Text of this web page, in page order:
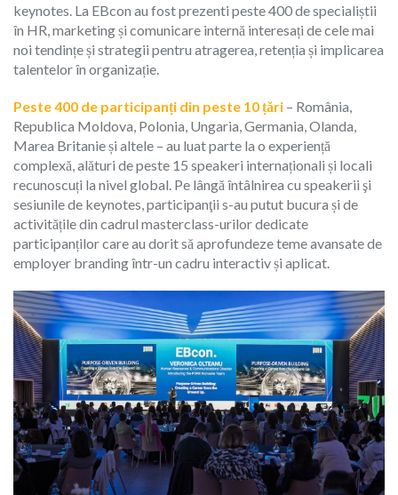
keynotes. La EBcon au fost prezenti peste 400 de specialiștii
în HR, marketing și comunicare internă interesați de cele mai
noi tendințe și strategii pentru atragerea, retenția și implicarea
talentelor în organizație.
Peste 400 de participanți din peste 10 țări – România,
Republica Moldova, Polonia, Ungaria, Germania, Olanda,
Marea Britanie și altele – au luat parte la o experiență
complexă, alături de peste 15 speakeri internaționali și locali
recunoscuți la nivel global. Pe lângă întâlnirea cu speakerii şi
sesiunile de keynotes, participanţii s-au putut bucura și de
activitățile din cadrul masterclass-urilor dedicate
participanților care au dorit să aprofundeze teme avansate de
employer branding într-un cadru interactiv și aplicat.